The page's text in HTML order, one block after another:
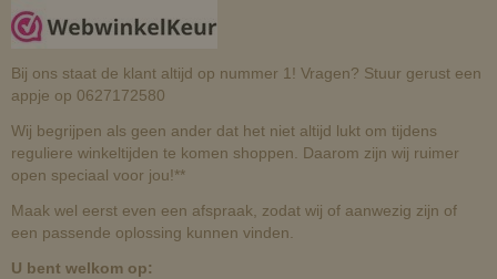
Bij ons staat de klant altijd op nummer 1! Vragen? Stuur gerust een
appje op 0627172580
Wij begrijpen als geen ander dat het niet altijd lukt om tijdens
reguliere winkeltijden te komen shoppen. Daarom zijn wij ruimer
open speciaal voor jou!**
Maak wel eerst even een afspraak, zodat wij of aanwezig zijn of
een passende oplossing kunnen vinden.
U bent welkom op: